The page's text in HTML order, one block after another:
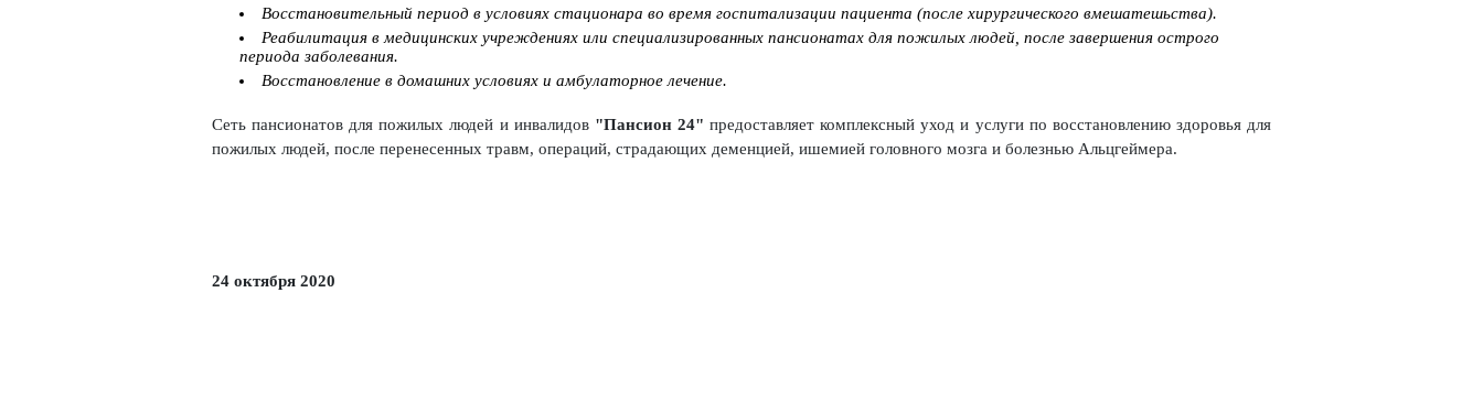
Восстановительный период в условиях стационара во время госпитализации пациента (после хирургического вмешатешьства).
Реабилитация в медицинских учреждениях или специализированных пансионатах для пожилых людей, после завершения острого
периода заболевания.
Восстановление в домашних условиях и амбулаторное лечение.
Сеть пансионатов для пожилых людей и инвалидов "Пансион 24" предоставляет комплексный уход и услуги по восстановлению здоровья для
пожилых людей, после перенесенных травм, операций, страдающих деменцией, ишемией головного мозга и болезнью Альцгеймера.
24 октября 2020